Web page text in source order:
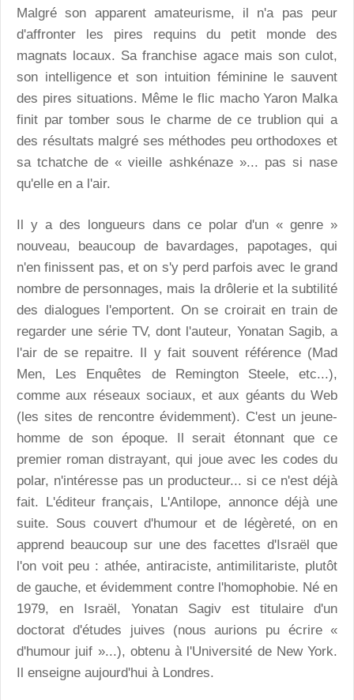
Malgré son apparent amateurisme, il n'a pas peur
d'affronter les pires requins du petit monde des
magnats locaux. Sa franchise agace mais son culot,
son intelligence et son intuition féminine le sauvent
des pires situations. Même le flic macho Yaron Malka
finit par tomber sous le charme de ce trublion qui a
des résultats malgré ses méthodes peu orthodoxes et
sa tchatche de « vieille ashkénaze »... pas si nase
qu'elle en a l'air.
Il y a des longueurs dans ce polar d'un « genre »
nouveau, beaucoup de bavardages, papotages, qui
n'en finissent pas, et on s'y perd parfois avec le grand
nombre de personnages, mais la drôlerie et la subtilité
des dialogues l'emportent. On se croirait en train de
regarder une série TV, dont l'auteur, Yonatan Sagib, a
l'air de se repaitre. Il y fait souvent référence (Mad
Men, Les Enquêtes de Remington Steele, etc...),
comme aux réseaux sociaux, et aux géants du Web
(les sites de rencontre évidemment). C'est un jeune-
homme de son époque. Il serait étonnant que ce
premier roman distrayant, qui joue avec les codes du
polar, n'intéresse pas un producteur... si ce n'est déjà
fait. L'éditeur français, L'Antilope, annonce déjà une
suite. Sous couvert d'humour et de légèreté, on en
apprend beaucoup sur une des facettes d'Israël que
l'on voit peu : athée, antiraciste, antimilitariste, plutôt
de gauche, et évidemment contre l'homophobie. Né en
1979, en Israël, Yonatan Sagiv est titulaire d'un
doctorat d'études juives (nous aurions pu écrire «
d'humour juif »...), obtenu à l'Université de New York.
Il enseigne aujourd'hui à Londres.